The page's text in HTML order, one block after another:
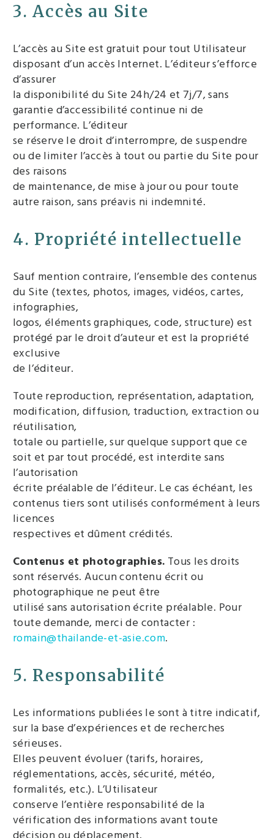
3. Accès au Site
L’accès au Site est gratuit pour tout Utilisateur
disposant d’un accès Internet. L’éditeur s’efforce
d’assurer
la disponibilité du Site 24h/24 et 7j/7, sans
garantie d’accessibilité continue ni de
performance. L’éditeur
se réserve le droit d’interrompre, de suspendre
ou de limiter l’accès à tout ou partie du Site pour
des raisons
de maintenance, de mise à jour ou pour toute
autre raison, sans préavis ni indemnité.
4. Propriété intellectuelle
Sauf mention contraire, l’ensemble des contenus
du Site (textes, photos, images, vidéos, cartes,
infographies,
logos, éléments graphiques, code, structure) est
protégé par le droit d’auteur et est la propriété
exclusive
de l’éditeur.
Toute reproduction, représentation, adaptation,
modification, diffusion, traduction, extraction ou
réutilisation,
totale ou partielle, sur quelque support que ce
soit et par tout procédé, est interdite sans
l’autorisation
écrite préalable de l’éditeur. Le cas échéant, les
contenus tiers sont utilisés conformément à leurs
licences
respectives et dûment crédités.
Contenus et photographies. Tous les droits
sont réservés. Aucun contenu écrit ou
photographique ne peut être
utilisé sans autorisation écrite préalable. Pour
toute demande, merci de contacter :
romain@thailande-et-asie.com.
5. Responsabilité
Les informations publiées le sont à titre indicatif,
sur la base d’expériences et de recherches
sérieuses.
Elles peuvent évoluer (tarifs, horaires,
réglementations, accès, sécurité, météo,
formalités, etc.). L’Utilisateur
conserve l’entière responsabilité de la
vérification des informations avant toute